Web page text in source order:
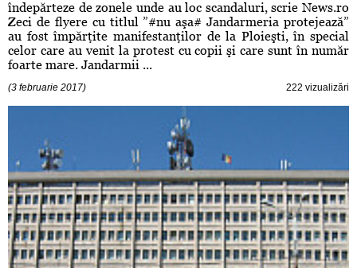
îndepărteze de zonele unde au loc scandaluri, scrie News.ro
Zeci de flyere cu titlul ”#nu aşa# Jandarmeria protejează”
au fost împărţite manifestanţilor de la Ploieşti, în special
celor care au venit la protest cu copii şi care sunt în număr
foarte mare. Jandarmii ...
(3 februarie 2017) 222 vizualizări